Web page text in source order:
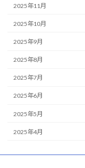
2025年11月
2025年10月
2025年9月
2025年8月
2025年7月
2025年6月
2025年5月
2025年4月